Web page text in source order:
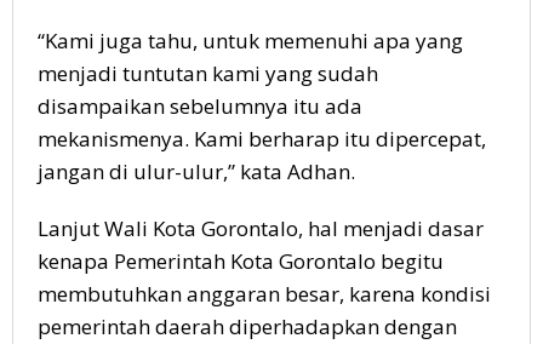
“Kami juga tahu, untuk memenuhi apa yang
menjadi tuntutan kami yang sudah
disampaikan sebelumnya itu ada
mekanismenya. Kami berharap itu dipercepat,
jangan di ulur-ulur,” kata Adhan.
Lanjut Wali Kota Gorontalo, hal menjadi dasar
kenapa Pemerintah Kota Gorontalo begitu
membutuhkan anggaran besar, karena kondisi
pemerintah daerah diperhadapkan dengan